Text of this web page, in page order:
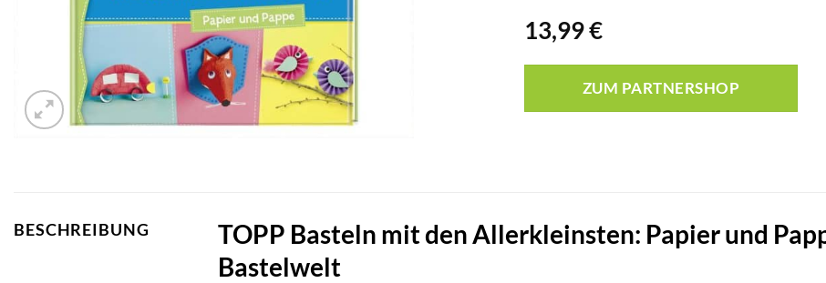
13,99€
ZUM PARTNERSHOP
BESCHREIBUNG
TOPP Basteln mit den Allerkleinsten: Papier und
Bastelwelt